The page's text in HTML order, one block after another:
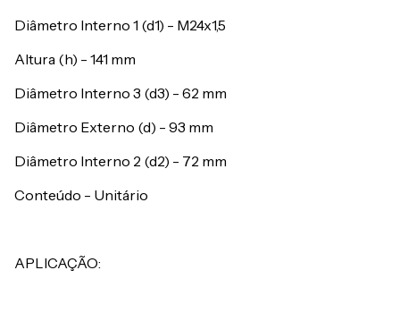
Diâmetro Interno 1 (d1) - M24x1,5
Altura (h) - 141 mm
Diâmetro Interno 3 (d3) - 62 mm
Diâmetro Externo (d) - 93 mm
Diâmetro Interno 2 (d2) - 72 mm
Conteúdo - Unitário
APLICAÇÃO: